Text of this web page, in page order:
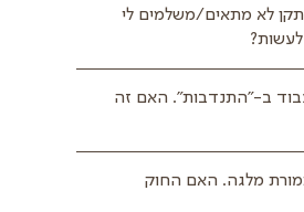
לא מתאים/משלמים לי
ב-״התנדבות”. האם זה
מלגה. האם החוק